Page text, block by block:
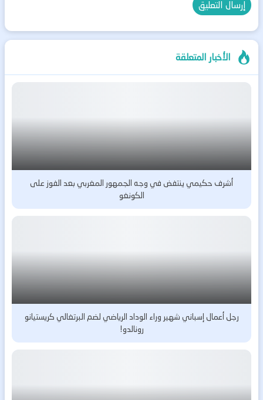
الأخبار المتعلقة
أشرف حكيمي ينتفض في وجه الجمهور المغربي بعد الفوز على
الكونغو
رجل أعمال إسباني شهير وراء الوداد الرياضي لضم البرتغالي كريستيانو
رونالدو!